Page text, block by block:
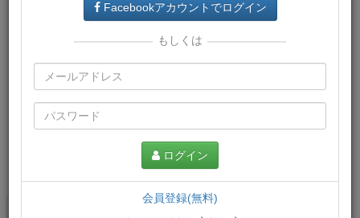
Facebookアカウントでログイン
もしくは
ログイン
会員登録(無料)